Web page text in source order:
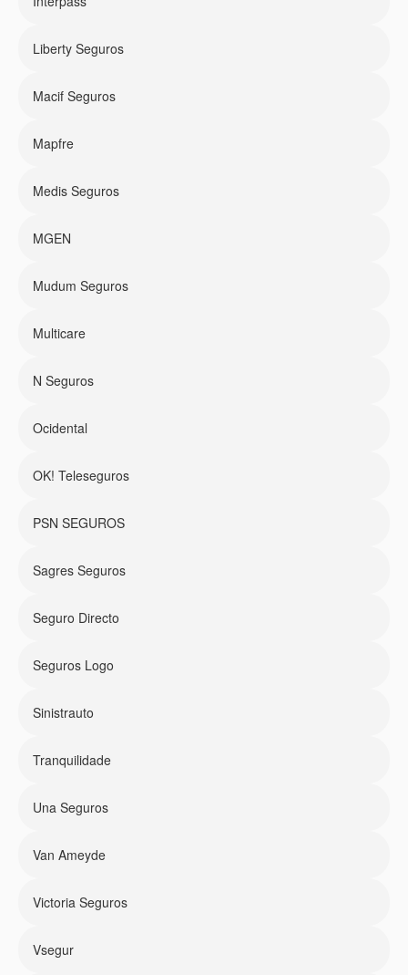
Liberty Seguros
Macif Seguros
Mapfre
Medis Seguros
MGEN
Mudum Seguros
Multicare
N Seguros
Ocidental
OK! Teleseguros
PSN SEGUROS
Sagres Seguros
Seguro Directo
Seguros Logo
Sinistrauto
Tranquilidade
Una Seguros
Van Ameyde
Victoria Seguros
Vsegur